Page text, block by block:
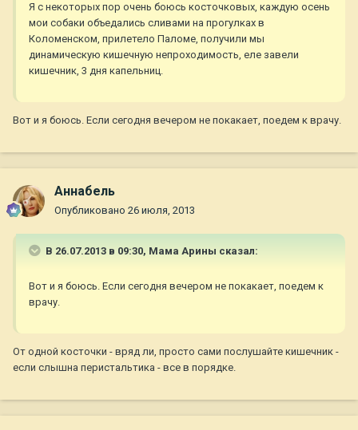
Я с некоторых пор очень боюсь косточковых, каждую осень
мои собаки объедались сливами на прогулках в
Коломенском, прилетело Паломе, получили мы
динамическую кишечную непроходимость, еле завели
кишечник, 3 дня капельниц.
Вот и я боюсь. Если сегодня вечером не покакает, поедем к врачу.
Aннaбель
Опубликовано 26 июля, 2013
В 26.07.2013 в 09:30, Мама Арины сказал:
Вот и я боюсь. Если сегодня вечером не покакает, поедем к
врачу.
От одной косточки - вряд ли, просто сами послушайте кишечник -
если слышна перистальтика - все в порядке.